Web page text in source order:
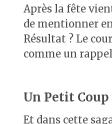
Après la fête
de mentionner
Résultat ? Le
comme un
Un Petit Coup
Et dans cette